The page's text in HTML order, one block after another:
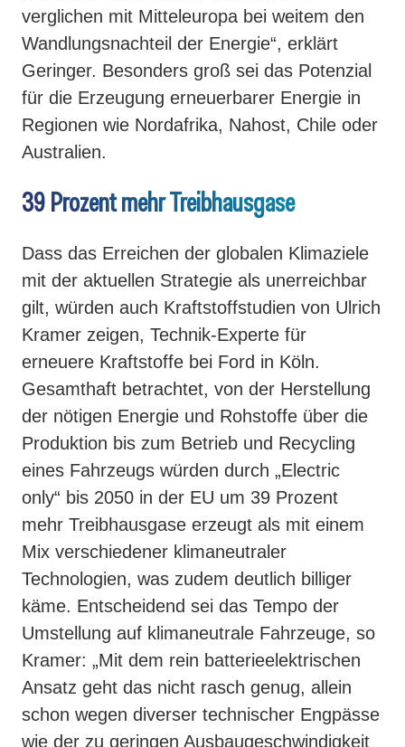
verglichen mit Mitteleuropa bei weitem den
Wandlungsnachteil der Energie“, erklärt
Geringer. Besonders groß sei das Potenzial
für die Erzeugung erneuerbarer Energie in
Regionen wie Nordafrika, Nahost, Chile oder
Australien.
39 Prozent mehr Treibhausgase
Dass das Erreichen der globalen Klimaziele
mit der aktuellen Strategie als unerreichbar
gilt, würden auch Kraftstoffstudien von Ulrich
Kramer zeigen, Technik-Experte für
erneuere Kraftstoffe bei Ford in Köln.
Gesamthaft betrachtet, von der Herstellung
der nötigen Energie und Rohstoffe über die
Produktion bis zum Betrieb und Recycling
eines Fahrzeugs würden durch „Electric
only“ bis 2050 in der EU um 39 Prozent
mehr Treibhausgase erzeugt als mit einem
Mix verschiedener klimaneutraler
Technologien, was zudem deutlich billiger
käme. Entscheidend sei das Tempo der
Umstellung auf klimaneutrale Fahrzeuge, so
Kramer: „Mit dem rein batterieelektrischen
Ansatz geht das nicht rasch genug, allein
schon wegen diverser technischer Engpässe
wie der zu geringen Ausbaugeschwindigkeit